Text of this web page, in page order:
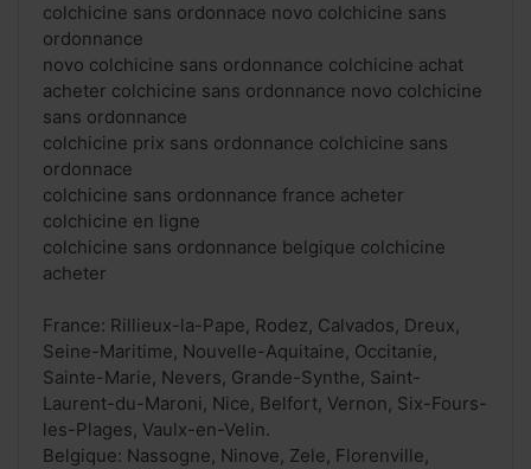
colchicine sans ordonnace novo colchicine sans
ordonnance
novo colchicine sans ordonnance colchicine achat
acheter colchicine sans ordonnance novo colchicine
sans ordonnance
colchicine prix sans ordonnance colchicine sans
ordonnace
colchicine sans ordonnance france acheter
colchicine en ligne
colchicine sans ordonnance belgique colchicine
acheter
France: Rillieux-la-Pape, Rodez, Calvados, Dreux,
Seine-Maritime, Nouvelle-Aquitaine, Occitanie,
Sainte-Marie, Nevers, Grande-Synthe, Saint-
Laurent-du-Maroni, Nice, Belfort, Vernon, Six-Fours-
les-Plages, Vaulx-en-Velin.
Belgique: Nassogne, Ninove, Zele, Florenville,